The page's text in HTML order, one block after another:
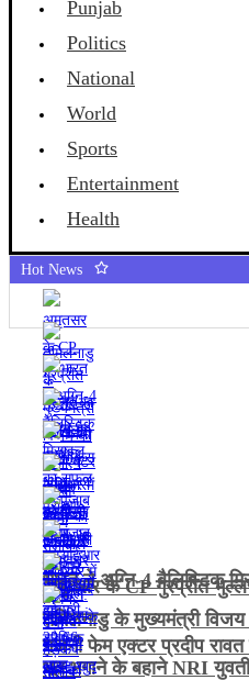
Punjab
Politics
National
World
Sports
Entertainment
Health
Hot News
अमृतसर के CP गुरप्रीत भुल्लर
तमिलनाडु के मुख्यमंत्री
भारत ने अग्नि-4 बैलिस्टिक
भूत भगाने के बहाने NRI
गजनी फेम एक्टर प्रदीप